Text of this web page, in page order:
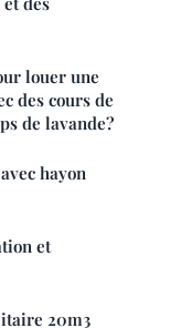
louer une
des cours de
de lavande?
hayon
et
20m3